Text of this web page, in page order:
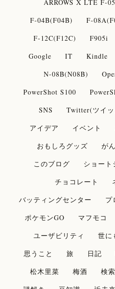
ARROWS X LTE F-
F-04B(F04B)
F-
F-12C(F12C)
F905i
Google
IT Kindle
N-08B(N08B)
PowerShot S100
SNS
Twitter(ツイ
アイデア
イベント
おもしろグッズ
が
このブログ
ショート
チョコレート
バッティングセンター
プ
ポケモンGO
マフモコ
ユーザビリティ
世に
思うこと
旅 日記
松木里菜
梅酒 検